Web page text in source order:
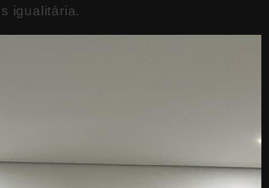
igualitária.